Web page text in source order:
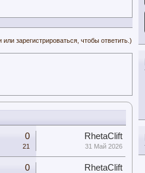
зарегистрироваться, чтобы ответить.)
0
21
RhetaClift
31 Май 2026
0 RhetaClift